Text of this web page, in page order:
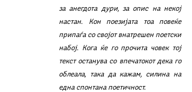
за анегдота дури, за опис на некој
настан. Кон поезијата тоа повеќе
припаѓа со својот внатрешен поетски
набој. Кога ќе го прочита човек тој
текст останува со впечатокот дека го
облеала, така да кажам, силина на
една спонтана поетичност.